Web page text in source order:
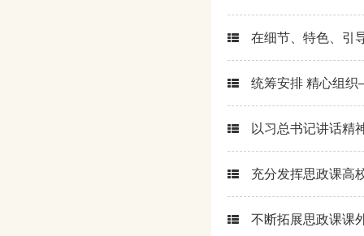
在细节、特色、引
统筹安排 精心组
以习总书记讲话精
充分发挥思政课高
不断拓展思政课课